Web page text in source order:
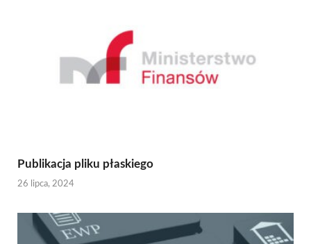
Publikacja pliku płaskiego
26 lipca, 2024